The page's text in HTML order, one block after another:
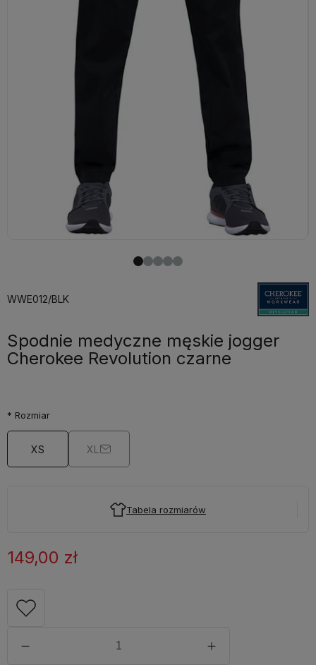
WWE012/BLK
Spodnie medyczne męskie jogger
Cherokee Revolution czarne
* Rozmiar
XS XL
Tabela rozmiarów
149,00 zł